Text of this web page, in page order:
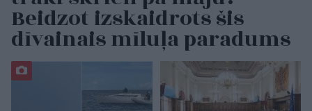
Beidzot izskaidrots šis
dīvainais mīluļa paradums